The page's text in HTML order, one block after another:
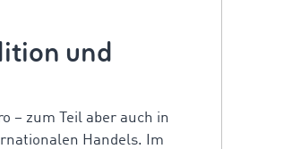
und
– zum Teil aber auch in
Handels. Im